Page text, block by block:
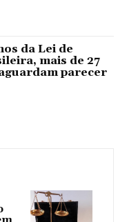
da Lei de
mais de 27
parecer